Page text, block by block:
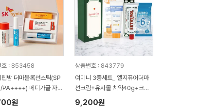
호 : 853458
립밤 더마블록선스틱(SP
메디가글 자석
이스세트
원
상품번호 : 843779
여미니 3종세트_ 엘지퓨어더마
선크림+유시몰 치약40g+크리
넥스 쿨링물티슈(손잡이박스)
9,200원